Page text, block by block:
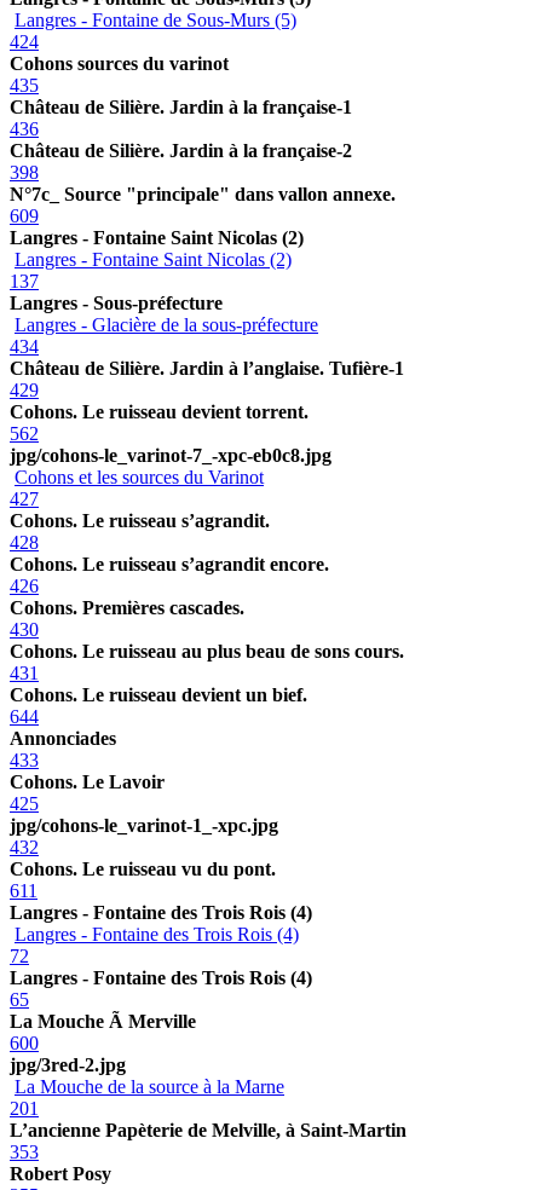
Langres - Fontaine de Sous-Murs (5)
424
Cohons sources du varinot
435
Château de Silière. Jardin à la française-1
436
Château de Silière. Jardin à la française-2
398
N°7c_ Source "principale" dans vallon annexe.
609
Langres - Fontaine Saint Nicolas (2)
Langres - Fontaine Saint Nicolas (2)
137
Langres - Sous-préfecture
Langres - Glacière de la sous-préfecture
434
Château de Silière. Jardin à l’anglaise. Tufière-1
429
Cohons. Le ruisseau devient torrent.
562
jpg/cohons-le_varinot-7_-xpc-eb0c8.jpg
Cohons et les sources du Varinot
427
Cohons. Le ruisseau s’agrandit.
428
Cohons. Le ruisseau s’agrandit encore.
426
Cohons. Premières cascades.
430
Cohons. Le ruisseau au plus beau de sons cours.
431
Cohons. Le ruisseau devient un bief.
644
Annonciades
433
Cohons. Le Lavoir
425
jpg/cohons-le_varinot-1_-xpc.jpg
432
Cohons. Le ruisseau vu du pont.
611
Langres - Fontaine des Trois Rois (4)
Langres - Fontaine des Trois Rois (4)
72
Langres - Fontaine des Trois Rois (4)
65
La Mouche Ã Merville
600
jpg/3red-2.jpg
La Mouche de la source à la Marne
201
L’ancienne Papèterie de Melville, à Saint-Martin
353
Robert Posy